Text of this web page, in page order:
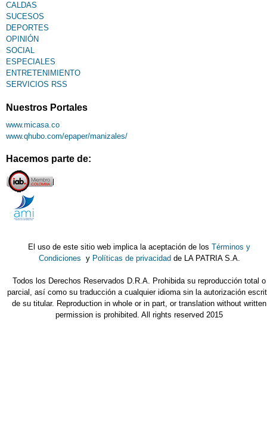
CALDAS
SUCESOS
DEPORTES
OPINIÓN
SOCIAL
ESPECIALES
ENTRETENIMIENTO
SERVICIOS RSS
Nuestros Portales
www.micasa.co
www.qhubo.com/epaper/manizales/
Hacemos parte de:
El uso de este sitio web implica la aceptación de losTérminos y
Condiciones y Políticas de privacidad de LA PATRIA S.A.
Todos los Derechos Reservados D.R.A. Prohibida su reproducción total o
parcial, así como su traducción a cualquier idioma sin la autorización
de su titular. Reproduction in whole or in part, or translation without written
permission is prohibited. All rights reserved 2015